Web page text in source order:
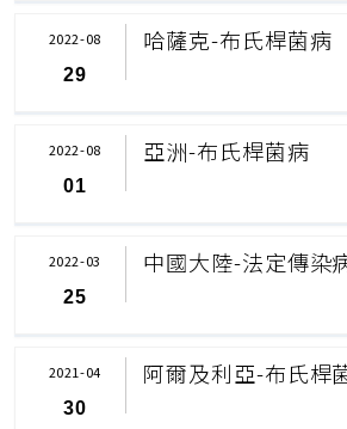
哈薩克-布氏桿菌病
2022-08
29
亞洲-布氏桿菌病
2022-08
01
中國大陸-法定傳染
2022-03
25
阿爾及利亞-布氏桿
2021-04
30